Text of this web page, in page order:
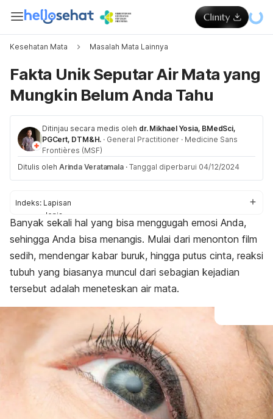
Kesehatan Mata Masalah Mata Lainnya
Fakta Unik Seputar Air Mata yang
Mungkin Belum Anda Tahu
Ditinjau secara medis oleh dr. Mikhael Yosia, BMedSci,
PGCert, DTM&H. · General Practitioner · Medicine Sans
Frontières (MSF)
Ditulis oleh Arinda Veratamala · Tanggal diperbarui 04/12/2024
Indeks: Lapisan
Jenis
Manfaat
Gangguan
Banyak sekali hal yang bisa menggugah emosi Anda,
sehingga Anda bisa menangis. Mulai dari menonton film
sedih, mendengar kabar buruk, hingga putus cinta, reaksi
tubuh yang biasanya muncul dari sebagian kejadian
tersebut adalah meneteskan air mata.